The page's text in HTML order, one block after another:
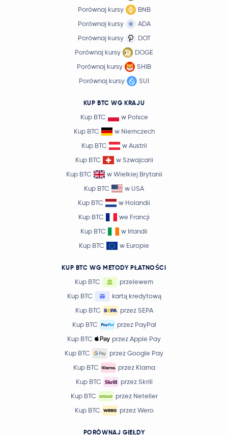
Porównaj kursy
BNB
Porównaj kursy
ADA
Porównaj kursy
DOT
Porównaj kursy
DOGE
Porównaj kursy
SHIB
Porównaj kursy
SUI
KUP BTC WG KRAJU
Kup BTC
w Polsce
Kup BTC
w Niemczech
Kup BTC
w Austrii
Kup BTC
w Szwajcarii
Kup BTC
w Wielkiej Brytanii
Kup BTC
w USA
Kup BTC
w Holandii
Kup BTC
we Francji
Kup BTC
w Irlandii
Kup BTC
w Europie
KUP BTC WG METODY PŁATNOŚCI
Kup BTC
przelewem
Kup BTC
kartą kredytową
Kup BTC
przez SEPA
Kup BTC
przez PayPal
Kup BTC
przez Apple Pay
Kup BTC
przez Google Pay
Kup BTC
przez Klarna
Kup BTC
przez Skrill
Kup BTC
przez Neteller
Kup BTC
przez Wero
PORÓWNAJ GIEŁDY